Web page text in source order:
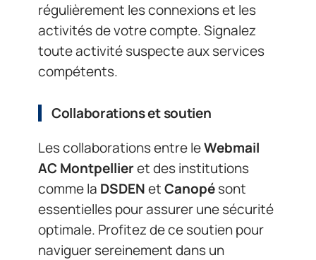
régulièrement les connexions et les
activités de votre compte. Signalez
toute activité suspecte aux services
compétents.
Collaborations et soutien
Les collaborations entre leWebmail
AC Montpellieret des institutions
comme la DSDENetCanopésont
essentielles pour assurer une sécurité
optimale. Profitez de ce soutien pour
naviguer sereinement dans un